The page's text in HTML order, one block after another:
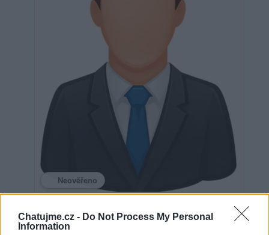
Chatujme.cz - Do Not Process My Personal
Information
Neověřeno
1 uživateli se líbí